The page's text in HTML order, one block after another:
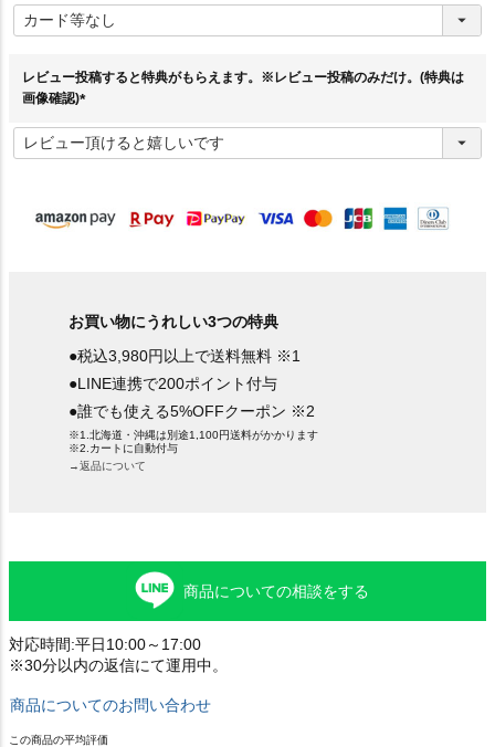
必
須
レビュー投稿すると特典がもらえます。※レビュー投稿のみだけ。(特典は
画像確認)
必
須
お買い物にうれしい3つの特典
●税込3,980円以上で送料無料 ※1
●LINE連携で200ポイント付与
●誰でも使える5%OFFクーポン ※2
※1.北海道・沖縄は別途1,100円送料がかかります
※2.カートに自動付与
→返品について
商品についての相談をする
対応時間:平日10:00～17:00
※30分以内の返信にて運用中。
商品についてのお問い合わせ